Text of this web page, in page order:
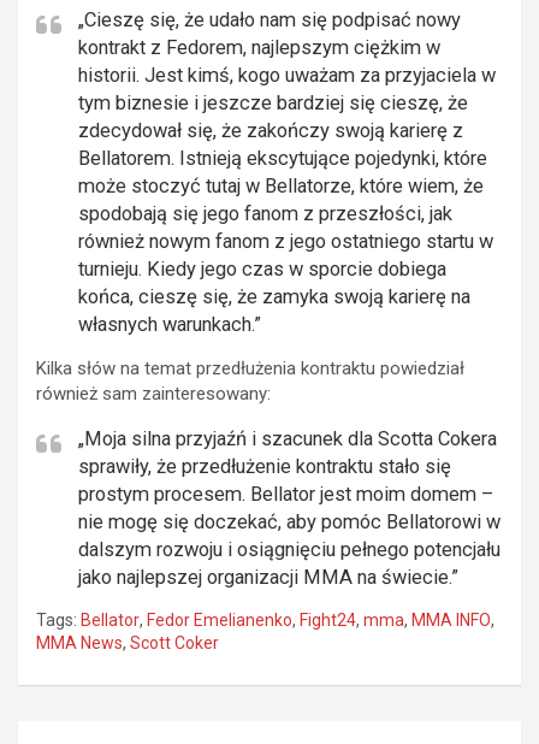
„Cieszę się, że udało nam się podpisać nowy
kontrakt z Fedorem, najlepszym ciężkim w
historii. Jest kimś, kogo uważam za przyjaciela w
tym biznesie i jeszcze bardziej się cieszę, że
zdecydował się, że zakończy swoją karierę z
Bellatorem. Istnieją ekscytujące pojedynki, które
może stoczyć tutaj w Bellatorze, które wiem, że
spodobają się jego fanom z przeszłości, jak
również nowym fanom z jego ostatniego startu w
turnieju. Kiedy jego czas w sporcie dobiega
końca, cieszę się, że zamyka swoją karierę na
własnych warunkach.”
Kilka słów na temat przedłużenia kontraktu powiedział
również sam zainteresowany:
„Moja silna przyjaźń i szacunek dla Scotta Cokera
sprawiły, że przedłużenie kontraktu stało się
prostym procesem. Bellator jest moim domem –
nie mogę się doczekać, aby pomóc Bellatorowi w
dalszym rozwoju i osiągnięciu pełnego potencjału
jako najlepszej organizacji MMA na świecie.”
Tags: Bellator, Fedor Emelianenko, Fight24, mma, MMA INFO,
MMA News, Scott Coker